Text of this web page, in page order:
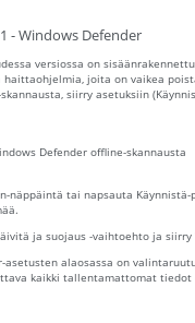
- Windows Defender
versiossa on
joita on vaikea
siirry asetuksiin
Defender offline-skannausta
näppäintä tai napsauta
ja suojaus -vaihtoehto ja siirry
asetusten alaosassa on
kaikki tallentamattomat